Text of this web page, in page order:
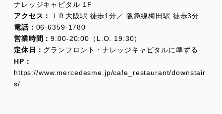
ナレッジキャピタル 1F
アクセス：
ＪＲ大阪駅 徒歩1分／ 阪急線梅田駅 徒歩3分
電話： 06-6359-1780
営業時間：9:00-20:00（L.O. 19:30）
定休日： グランフロント・ナレッジキャピタルに準ずる
HP：
https://www.mercedesme.jp/cafe_restaurant/downstair
s/